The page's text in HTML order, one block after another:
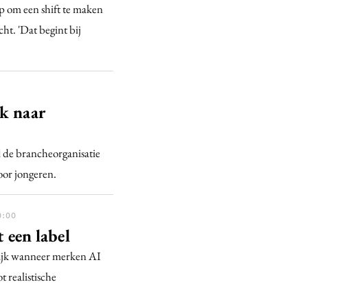
een shift te maken
'Dat begint bij
naar
brancheorganisatie
jongeren.
label
wanneer merken AI
realistische